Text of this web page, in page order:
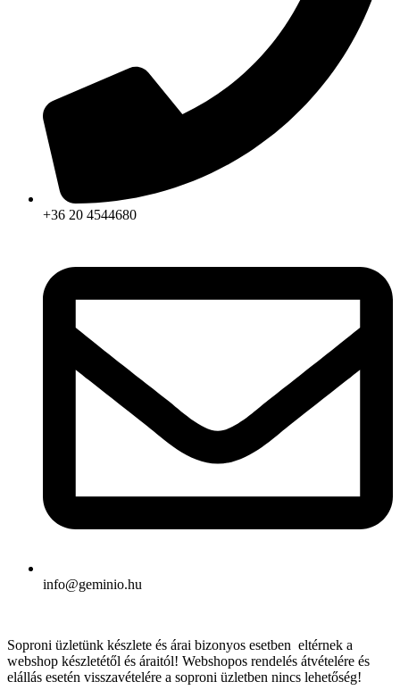
+36 20 4544680
info@geminio.hu
Soproni üzletünk készlete és árai bizonyos esetben eltérnek a
webshop készletétől és áraitól! Webshopos rendelés átvételére és
elállás esetén visszavételére a soproni üzletben nincs lehetőség!